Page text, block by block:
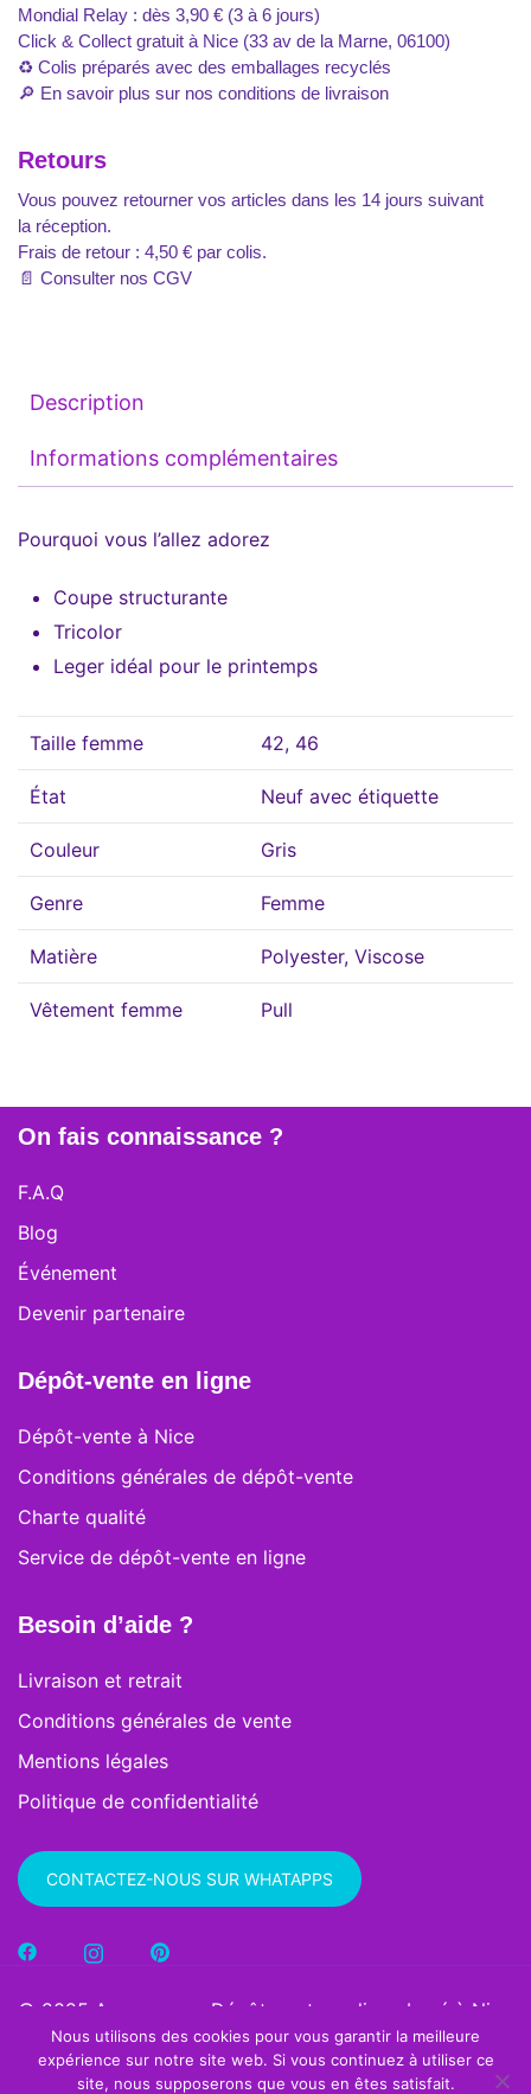
Mondial Relay : dès 3,90 € (3 à 6 jours)
Click & Collect gratuit à Nice (33 av de la Marne, 06100)
♻️ Colis préparés avec des emballages recyclés
🔎 En savoir plus sur nos conditions de livraison
Retours
Vous pouvez retourner vos articles dans les 14 jours suivant
la réception.
Frais de retour : 4,50 € par colis.
📄 Consulter nos CGV
Description
Informations complémentaires
Pourquoi vous l’allez adorez
Coupe structurante
Tricolor
Leger idéal pour le printemps
Taille femme 42, 46
État Neuf avec étiquette
Couleur Gris
Genre Femme
Matière Polyester, Viscose
Vêtement femme Pull
On fais connaissance ?
F.A.Q
Blog
Événement
Devenir partenaire
Dépôt-vente en ligne
Dépôt-vente à Nice
Conditions générales de dépôt-vente
Charte qualité
Service de dépôt-vente en ligne
Besoin d’aide ?
Livraison et retrait
Conditions générales de vente
Mentions légales
Politique de confidentialité
CONTACTEZ-NOUS SUR WHATAPPS
© 2025 Avengreen – Dépôt-vente en ligne basé à Nice
. Tous droits réservés.
Nous utilisons des cookies pour vous garantir la meilleure
expérience sur notre site web. Si vous continuez à utiliser ce
site, nous supposerons que vous en êtes satisfait.